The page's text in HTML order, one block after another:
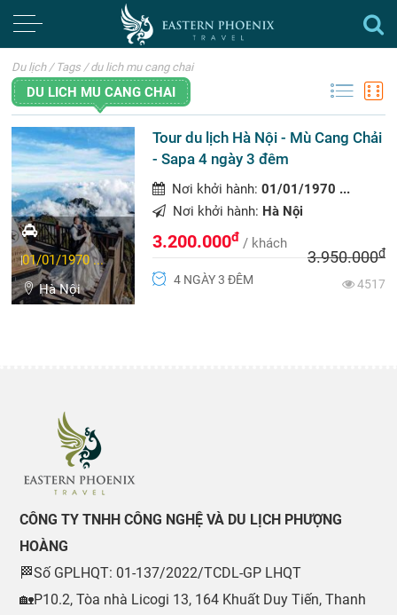
Du lịch / Tags / du lich mu cang chai
DU LICH MU CANG CHAI
01/01/1970 ...
Hà Nội
Tour du lịch Hà Nội - Mù Cang Chải
- Sapa 4 ngày 3 đêm
Nơi khởi hành:01/01/1970 ...
Nơi khởi hành: Hà Nội
3.200.000đ / khách
3.950.000đ
4 NGÀY 3 ĐÊM
4517
CÔNG TY TNHH CÔNG NGHỆ VÀ DU LỊCH PHƯỢNG
HOÀNG
🏁Số GPLHQT: 01-137/2022/TCDL-GP LHQT
🏡P10.2, Tòa nhà Licogi 13, 164 Khuất Duy Tiến, Thanh